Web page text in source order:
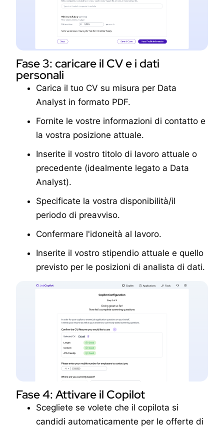
Fase 3: caricare il CV e i dati
personali
Carica il tuo CV su misura per Data
Analyst in formato PDF.
Fornite le vostre informazioni di contatto e
la vostra posizione attuale.
Inserite il vostro titolo di lavoro attuale o
precedente (idealmente legato a Data
Analyst).
Specificate la vostra disponibilità/il
periodo di preavviso.
Confermare l'idoneità al lavoro.
Inserite il vostro stipendio attuale e quello
previsto per le posizioni di analista di dati.
Fase 4: Attivare il Copilot
Scegliete se volete che il copilota si
candidi automaticamente per le offerte di